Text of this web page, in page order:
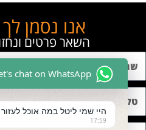
אנו נסמן
השאר פרטים
chat on WhatsApp
היי שמי ליטל במה אוכל לעזור
17:59